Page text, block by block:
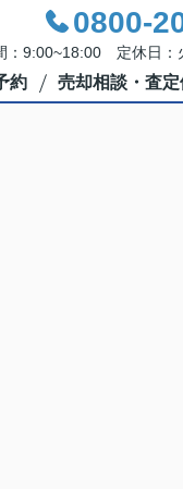
0800-
：9:00~18:00 定休日：
約 売却相談・査定